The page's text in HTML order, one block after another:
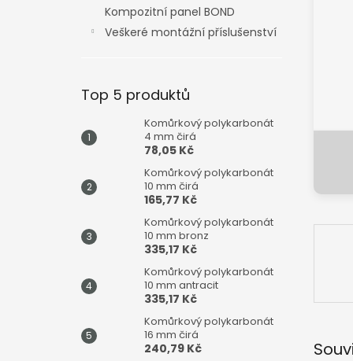
Kompozitní panel BOND
Veškeré montážní příslušenství
Top 5 produktů
Komůrkový polykarbonát
4 mm čirá
78,05 Kč
Komůrkový polykarbonát
10 mm čirá
165,77 Kč
Komůrkový polykarbonát
10 mm bronz
335,17 Kč
Komůrkový polykarbonát
10 mm antracit
335,17 Kč
Komůrkový polykarbonát
16 mm čirá
240,79 Kč